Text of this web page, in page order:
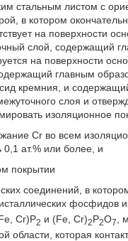
стальным листом с
в котором
на поверхности
слой, содержащий
на поверхности
главным
кремния, и
слоя и
изоляционное
Cr во всем
0,1 ат.% или более, и
покрытии
соединений, в
фосфидов
Cr)P2 и (Fe, Cr)2P2O7
,
области, которая